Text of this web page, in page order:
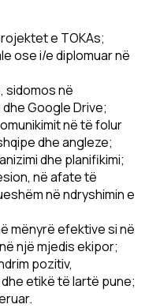
e TOKAs;
ose i/e diplomuar në
sidomos në
Google Drive;
në të folur
dhe angleze;
dhe planifikimi;
në afate të
në ndryshimin e
mënyrë efektive si në
një mjedis ekipor;
pozitiv,
etikë të lartë pune;